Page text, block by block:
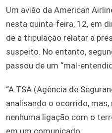
Um avião da American
nesta quinta-feira, 12, em
de a tripulação relatar a
suspeito. No entanto,
passou de um “mal-
“A TSA (Agência de
analisando o ocorrido,
nenhuma ligação com o
em um comunicado.